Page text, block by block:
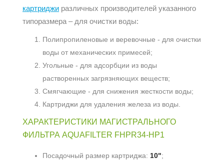
картриджи различных производителей указанного
типоразмера – для очистки воды:
Полипропиленовые и веревочные - для очистки
воды от механических примесей;
Угольные - для адсорбции из воды
растворенных загрязняющих веществ;
Смягчающие - для снижения жесткости воды;
Картриджи для удаления железа из воды.
ХАРАКТЕРИСТИКИ МАГИСТРАЛЬНОГО
ФИЛЬТРА AQUAFILTER FHPR34-HP1
Посадочный размер картриджа: 10";